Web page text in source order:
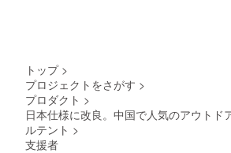
トップ >
プロジェクトをさがす >
プロダクト >
日本仕様に改良。中国で人気のアウトド
ルテント >
支援者